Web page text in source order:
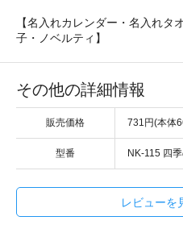
【名入れカレンダー・名入れタ
子・ノベルティ】
その他の詳細情報
販売価格 731円(本体
型番 NK-115 四
レビューを